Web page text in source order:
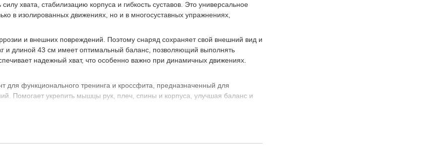
хвата, стабилизацию корпуса и гибкость суставов. Это универсальное
в изолированных движениях, но и в многосуставных упражнениях,
и внешних повреждений. Поэтому снаряд сохраняет свой внешний вид и
и длиной 43 см имеет оптимальный баланс, позволяющий выполнять
надежный хват, что особенно важно при динамичных движениях.
для функционального тренинга и кроссфита, предназначенный для
Помогает укрепить мышцы рук, плеч, спины и корпуса, улучшая баланс и
при интенсивном использовании.